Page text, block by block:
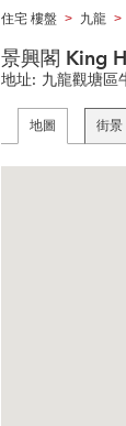
住宅 樓盤 > 九龍 >
景興閣 King
地址: 九龍觀塘區
地圖 街景